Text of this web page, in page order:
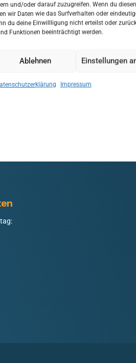
und/oder darauf zuzugreifen. Wenn du diesen
wir Daten wie das Surfverhalten oder
du deine Einwillligung nicht erteilst oder
Funktionen beeinträchtigt werden.
Ablehnen Einstellungen
Impressum